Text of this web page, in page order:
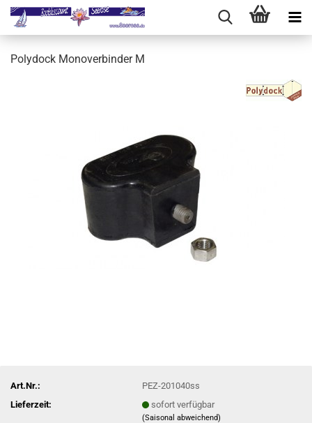
Polydock Monoverbinder M
Art.Nr.:
PEZ-201040ss
Lieferzeit:
sofort verfügbar
(Saisonal abweichend)